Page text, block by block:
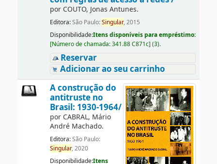
por COUTO, Jonas Antunes.
Editora:São Paulo:Singular, 2015
Disponibilidade:Itens disponíveis para empréstimo:
[Número de chamada:341.88 C871c] (3).
Reservar
Adicionar ao seu carrinho
A construção do
antitruste no
Brasil: 1930-1964/
por CABRAL, Mário
André Machado.
Editora:São Paulo:
Singular, 2020
Disponibilidade:Itens